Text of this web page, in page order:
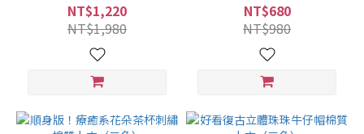
NT$1,220
NT$1,980
NT$680
NT$980